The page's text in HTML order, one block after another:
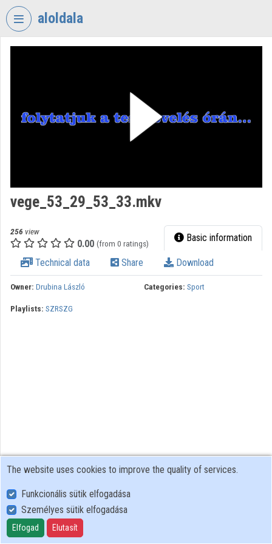
Skip header
aloldala
SZAKGIMNÁZIUM
Organization playlists
Organizations
vege_53_29_53_33.mkv
256 view
0.00 (from 0 ratings) Basic information
Technical data Share Download
Owner: Drubina László Categories: Sport
Playlists: SZRSZG
User Policy
Adatkezelési tájékoztató (en)
Cookie Policy
The website uses cookies to improve the quality of services.
Funkcionális sütik elfogadása
Személyes sütik elfogadása
Elfogad Elutasít